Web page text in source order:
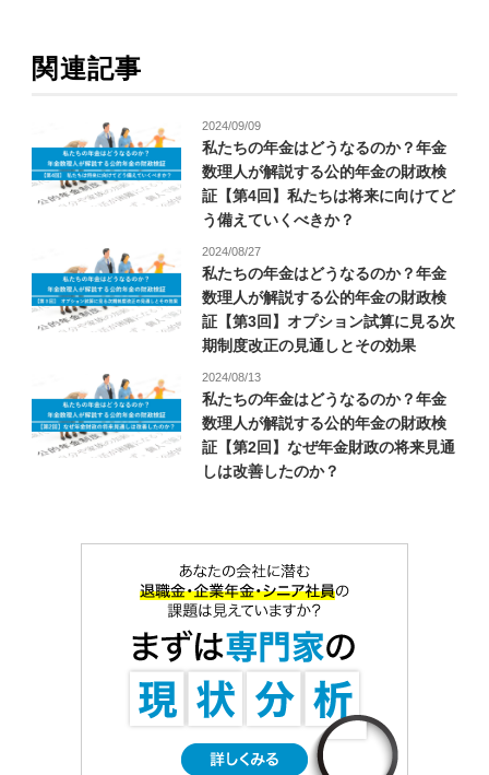
関連記事
2024/09/09
私たちの年金はどうなるのか？年金
数理人が解説する公的年金の財政検
証【第4回】私たちは将来に向けてど
う備えていくべきか？
2024/08/27
私たちの年金はどうなるのか？年金
数理人が解説する公的年金の財政検
証【第3回】オプション試算に見る次
期制度改正の見通しとその効果
2024/08/13
私たちの年金はどうなるのか？年金
数理人が解説する公的年金の財政検
証【第2回】なぜ年金財政の将来見通
しは改善したのか？